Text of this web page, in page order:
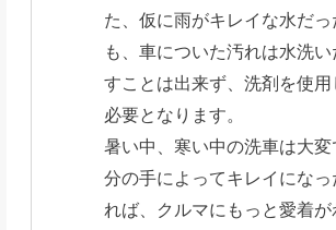
た、仮に雨がキレイな水だっ
も、車についた汚れは水洗い
すことは出来ず、洗剤を使
必要となります。
暑い中、寒い中の洗車は大変
分の手によってキレイになっ
れば、クルマにもっと愛着